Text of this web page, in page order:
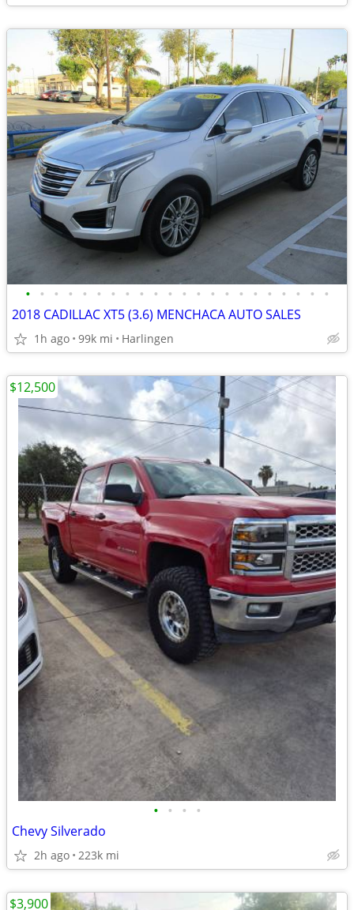
• • • • • • • • • • • • • • • • • • • • • •
2018 CADILLAC XT5 (3.6) MENCHACA AUTO SALES
1h ago 99k mi Harlingen
• • • •
Chevy Silverado
2h ago 223k mi
$12,500
$3,900